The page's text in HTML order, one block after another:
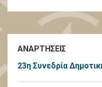
ΑΝΑΡΤΗΣΕΙΣ
23η Συνεδρία